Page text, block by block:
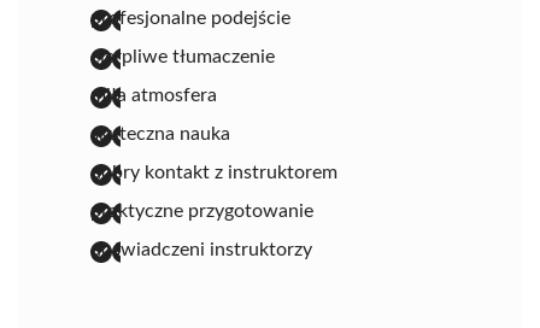
profesjonalne podejście
cierpliwe tłumaczenie
miła atmosfera
skuteczna nauka
dobry kontakt z instruktorem
praktyczne przygotowanie
doświadczeni instruktorzy